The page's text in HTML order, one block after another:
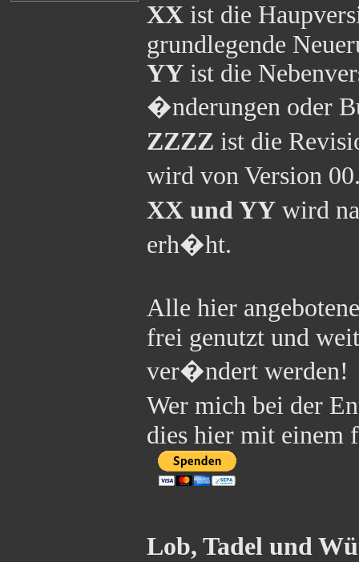
XX ist die
grundlegende
YY ist die
�nderungen oder
ZZZZ ist die
wird von Version
XX und YY wird
erh�ht.
Alle hier
frei genutzt und
ver�ndert werden!
Wer mich bei der
dies hier mit
Lob, Tadel und